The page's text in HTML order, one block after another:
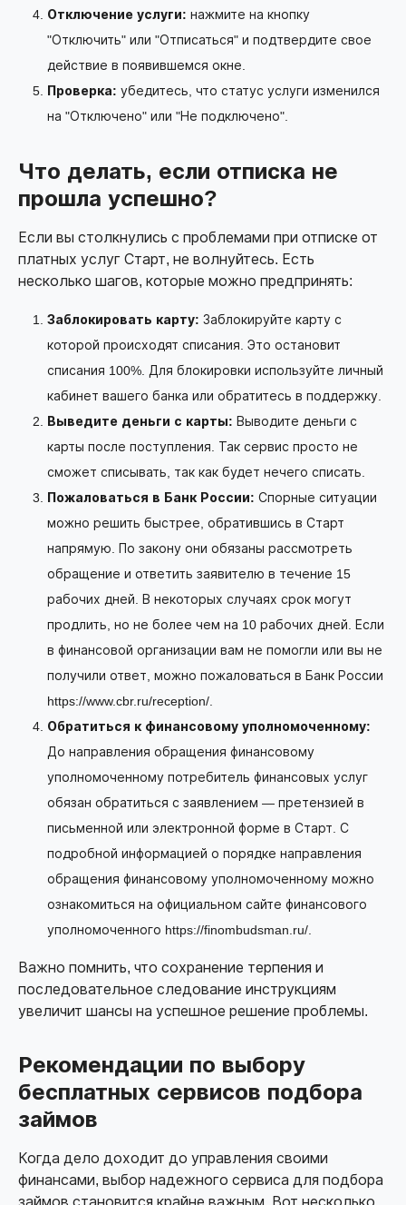
Отключение услуги: нажмите на кнопку
"Отключить" или "Отписаться" и подтвердите свое
действие в появившемся окне.
Проверка: убедитесь, что статус услуги изменился
на "Отключено" или "Не подключено".
Что делать, если отписка не
прошла успешно?
Если вы столкнулись с проблемами при отписке от
платных услуг Старт, не волнуйтесь. Есть
несколько шагов, которые можно предпринять:
Заблокировать карту: Заблокируйте карту с
которой происходят списания. Это остановит
списания 100%. Для блокировки используйте личный
кабинет вашего банка или обратитесь в поддержку.
Выведите деньги с карты: Выводите деньги с
карты после поступления. Так сервис просто не
сможет списывать, так как будет нечего списать.
Пожаловаться в Банк России: Спорные ситуации
можно решить быстрее, обратившись в Старт
напрямую. По закону они обязаны рассмотреть
обращение и ответить заявителю в течение 15
рабочих дней. В некоторых случаях срок могут
продлить, но не более чем на 10 рабочих дней. Если
в финансовой организации вам не помогли или вы не
получили ответ, можно пожаловаться в Банк России
https://www.cbr.ru/reception/.
Обратиться к финансовому уполномоченному:
До направления обращения финансовому
уполномоченному потребитель финансовых услуг
обязан обратиться с заявлением — претензией в
письменной или электронной форме в Старт. С
подробной информацией о порядке направления
обращения финансовому уполномоченному можно
ознакомиться на официальном сайте финансового
уполномоченного https://finombudsman.ru/.
Важно помнить, что сохранение терпения и
последовательное следование инструкциям
увеличит шансы на успешное решение проблемы.
Рекомендации по выбору
бесплатных сервисов подбора
займов
Когда дело доходит до управления своими
финансами, выбор надежного сервиса для подбора
займов становится крайне важным. Вот несколько